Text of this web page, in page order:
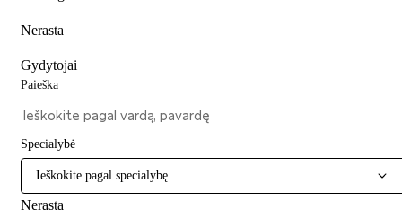
Nerasta
Gydytojai
Paieška
Specialybė
Ieškokite pagal specialybę
Nerasta